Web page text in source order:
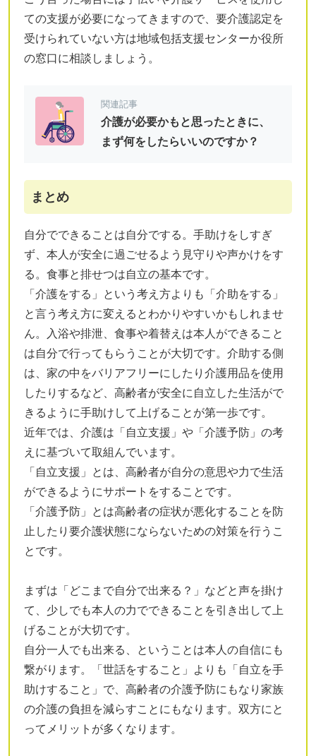
ての支援が必要になってきますので、要介護認定を
受けられていない方は地域包括支援センターか役所
の窓口に相談しましょう。
関連記事
介護が必要かもと思ったときに、
まず何をしたらいいのですか？
まとめ
自分でできることは自分でする。手助けをしすぎ
ず、本人が安全に過ごせるよう見守りや声かけをす
る。食事と排せつは自立の基本です。
「介護をする」という考え方よりも「介助をする」
と言う考え方に変えるとわかりやすいかもしれませ
ん。入浴や排泄、食事や着替えは本人ができること
は自分で行ってもらうことが大切です。介助する側
は、家の中をバリアフリーにしたり介護用品を使用
したりするなど、高齢者が安全に自立した生活がで
きるように手助けして上げることが第一歩です。
近年では、介護は「自立支援」や「介護予防」の考
えに基づいて取組んでいます。
「自立支援」とは、高齢者が自分の意思や力で生活
ができるようにサポートをすることです。
「介護予防」とは高齢者の症状が悪化することを防
止したり要介護状態にならないための対策を行うこ
とです。
まずは「どこまで自分で出来る？」などと声を掛け
て、少しでも本人の力でできることを引き出して上
げることが大切です。
自分一人でも出来る、ということは本人の自信にも
繋がります。「世話をすること」よりも「自立を手
助けすること」で、高齢者の介護予防にもなり家族
の介護の負担を減らすことにもなります。双方にと
ってメリットが多くなります。